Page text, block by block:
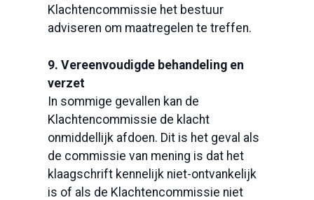
Klachtencommissie het bestuur
adviseren om maatregelen te treffen.
9. Vereenvoudigde behandeling en
verzet
In sommige gevallen kan de
Klachtencommissie de klacht
onmiddellijk afdoen. Dit is het geval als
de commissie van mening is dat het
klaagschrift kennelijk niet-ontvankelijk
is of als de Klachtencommissie niet